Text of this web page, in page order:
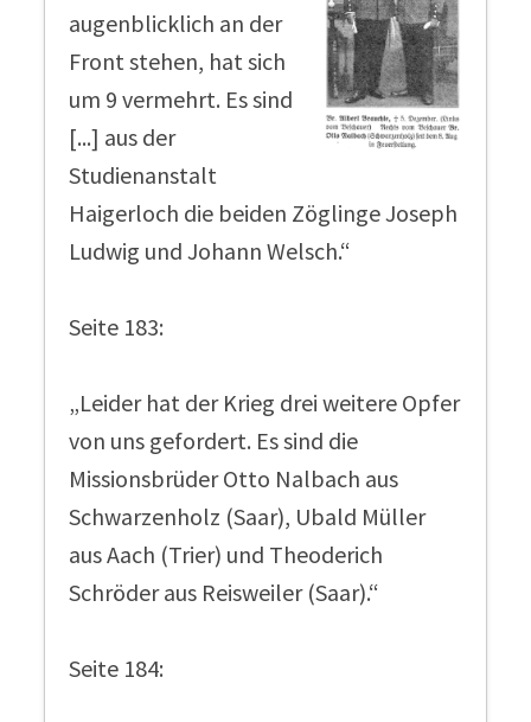
augenblicklich an der
Front stehen, hat sich
um 9 vermehrt. Es sind
[...] aus der
Studienanstalt
Haigerloch die beiden Zöglinge Joseph
Ludwig und Johann Welsch.“
Seite 183:
„Leider hat der Krieg drei weitere Opfer
von uns gefordert. Es sind die
Missionsbrüder Otto Nalbach aus
Schwarzenholz (Saar), Ubald Müller
aus Aach (Trier) und Theoderich
Schröder aus Reisweiler (Saar).“
Seite 184: